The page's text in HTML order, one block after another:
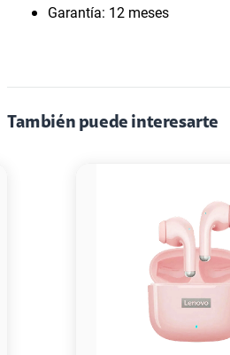
Garantía: 12 meses
También puede interesarte